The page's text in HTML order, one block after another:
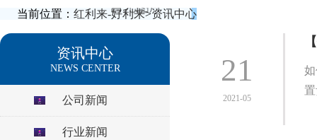
当前位置： 红利来-好利来>资讯中心
资讯中心
NEWS CENTER
公司新闻
行业新闻
21
2021-05